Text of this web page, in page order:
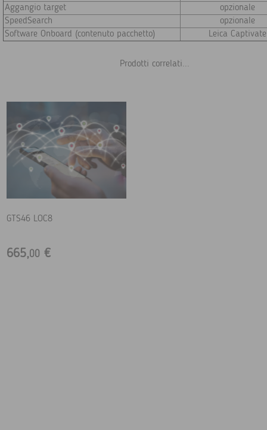
Aggangio target
opzionale
SpeedSearch
opzionale
Software Onboard (contenuto pacchetto)
Leica Captivate
Prodotti correlati...
GTS46 LOC8
665,00 €